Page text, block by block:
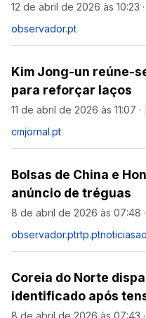
12 de abril de 2026 às 10:23 ·
observador.pt
Kim Jong-un reúne-
para reforçar laços
11 de abril de 2026 às 11:07 ·
cmjornal.pt
Bolsas de China e
anúncio de tréguas
8 de abril de 2026 às 07:48 ·
observador.ptrtp.pt
Coreia do Norte
identificado após
8 de abril de 2026 às 07:43 ·